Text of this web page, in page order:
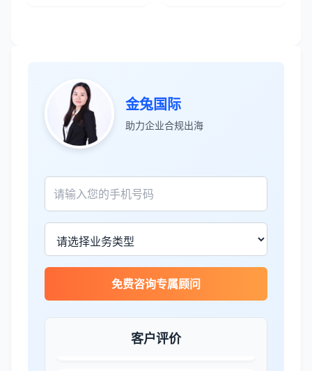
金兔国际
助力企业合规出海
免费咨询专属顾问
客户评价
王总
泰国公司注册比预想的复杂，多亏有专业
团队协助。
李女士 ★★★★★
境外投资备案流程清晰，顾问非常耐心解